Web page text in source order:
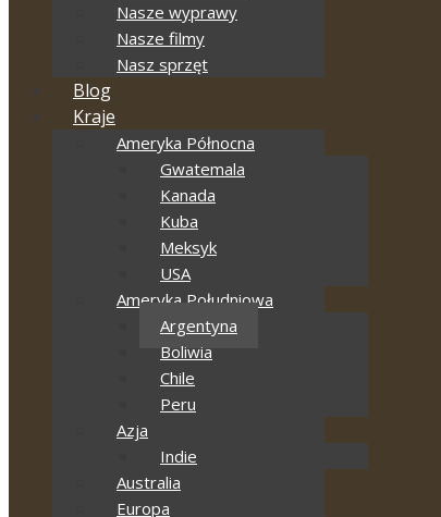
Nasze wyprawy
Nasze filmy
Nasz sprzęt
Blog
Kraje
Ameryka Północna
Gwatemala
Kanada
Kuba
Meksyk
USA
Ameryka Południowa
Argentyna
Boliwia
Chile
Peru
Azja
Indie
Australia
Europa